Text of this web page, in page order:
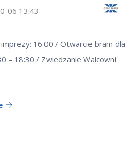
06 13:43
imprezy: 16:00 / Otwarcie bram dla
– 18:30 / Zwiedzanie Walcowni